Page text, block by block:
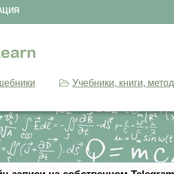
Учебники, книги,